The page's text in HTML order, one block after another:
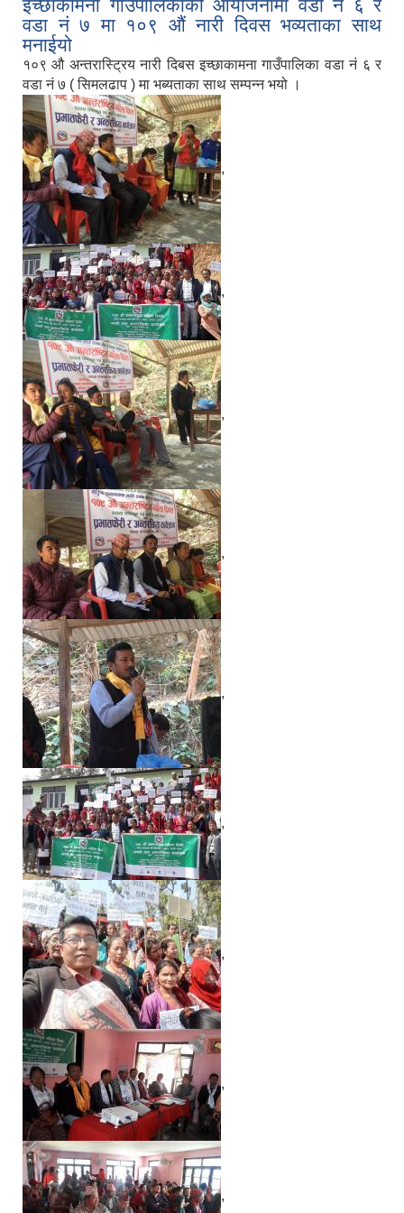
इच्छाकामना गाउँपालिकाको आयोजनामा वडा नं ६ र
वडा नं ७ मा १०९ औं नारी दिवस भव्यताका साथ
मनाईयो
१०९ औ अन्तरास्ट्रिय नारी दिबस इच्छाकामना गाउँपालिका वडा नं ६ र
वडा नं ७ ( सिमलढाप ) मा भब्यताका साथ सम्पन्न भयो ।
,
,
,
,
,
,
,
,
,